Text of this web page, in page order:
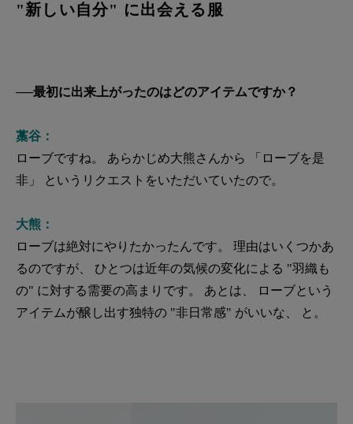
"新しい自分" に出会える服
──最初に出来上がったのはどのアイテムですか？
藁谷：
ローブですね。 あらかじめ大熊さんから 「ローブを是
非」 というリクエストをいただいていたので。
大熊：
ローブは絶対にやりたかったんです。 理由はいくつかあ
るのですが、 ひとつは近年の気候の変化による "羽織も
の" に対する需要の高まりです。 あとは、 ローブという
アイテムが醸し出す独特の "非日常感" がいいな、 と。